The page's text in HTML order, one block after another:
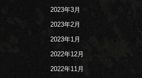
2023年3月
2023年2月
2023年1月
2022年12月
2022年11月